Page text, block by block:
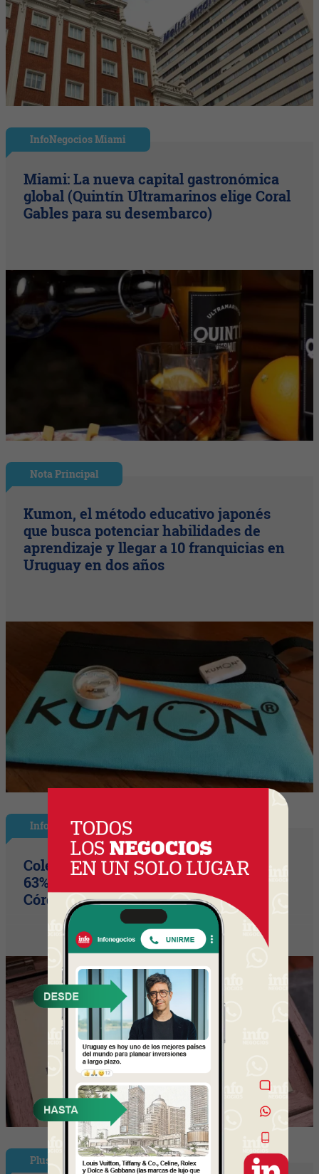
InfoNegocios Miami
Miami: La nueva capital gastronómica
global (Quintín Ultramarinos elige Coral
Gables para su desembarco)
Nota Principal
Kumon, el método educativo japonés
que busca potenciar habilidades de
aprendizaje y llegar a 10 franquicias en
Uruguay en dos años
InfoNegocios Miami
Colegio Monserrat: 339 años de historia,
63% de los votos y un puente cultural
Córdoba (Arg) y Florida que es un hito
Plus